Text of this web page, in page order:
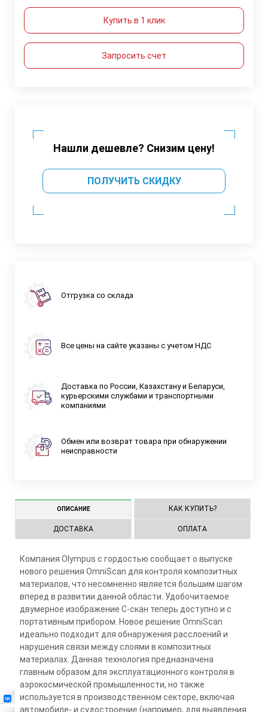
Купить в 1 клик
Запросить счет
Нашли дешевле? Снизим цену!
ПОЛУЧИТЬ СКИДКУ
Отгрузка со склада
Все цены на сайте указаны с учетом НДС
Доставка по России, Казахстану и Беларуси,
курьерскими службами и транспортными
компаниями
Обмен или возврат товара при обнаружении
неисправности
ОПИСАНИЕ КАК КУПИТЬ?
ДОСТАВКА ОПЛАТА
Компания Olympus с гордостью сообщает о выпуске
нового решения OmniScan для контроля композитных
материалов, что несомненно является большим шагом
вперед в развитии данной области. Удобочитаемое
двумерное изображение C-скан теперь доступно и с
портативным прибором. Новое решение OmniScan
идеально подходит для обнаружения расслоений и
нарушения связи между слоями в композитных
материалах. Данная технология предназначена
главным образом для эксплуатационного контроля в
аэрокосмической промышленности, но также
используется в производственном секторе, включая
автомобиле- и судостроение (например, для выявления